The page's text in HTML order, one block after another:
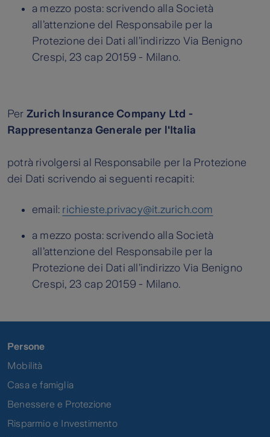
a mezzo posta: scrivendo alla Società
all’attenzione del Responsabile per la
Protezione dei Dati all’indirizzo Via Benigno
Crespi, 23 cap 20159 - Milano.
Per Zurich Insurance Company Ltd -
Rappresentanza Generale per l'Italia
potrà rivolgersi al Responsabile per la Protezione
dei Dati scrivendo ai seguenti recapiti:
email: richieste.privacy@it.zurich.com
a mezzo posta: scrivendo alla Società
all’attenzione del Responsabile per la
Protezione dei Dati all’indirizzo Via Benigno
Crespi, 23 cap 20159 - Milano.
Persone
Mobilità
Casa e famiglia
Benessere e Protezione
Risparmio e Investimento